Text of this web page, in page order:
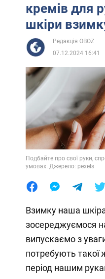
кремів для
шкіри
Редакція OBOZ
07.12.2024 16:41
Подбайте про свої руки,
умовах. Джерело: pexels
Взимку наша
зосереджуємося
випускаємо з
потребують такої
період нашим